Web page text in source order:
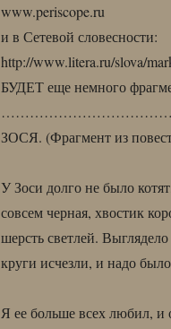
www.periscope.ru
и в Сетевой словесности:
http://www.litera.ru/slova/
БУДЕТ еще немного
ЗОСЯ. (Фрагмент из
У Зоси долго не было
совсем черная, хвостик
шерсть светлей.
круги исчезли, и надо
Я ее больше всех любил, и